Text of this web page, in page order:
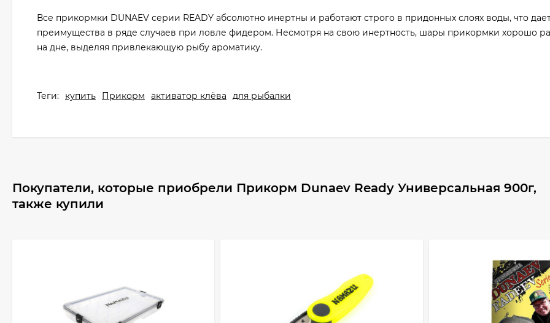
Все прикормки DUNAEV серии READY абсолютно инертны и работают строго в придонных слоях воды, что
преимущества в ряде случаев при ловле фидером. Несмотря на свою инертность, шары прикормки хорошо
на дне, выделяя привлекающую рыбу ароматику.
Теги: купить Прикорм активатор клёва для рыбалки
Покупатели, которые приобрели Прикорм Dunaev Ready Универсальная 900г,
также купили